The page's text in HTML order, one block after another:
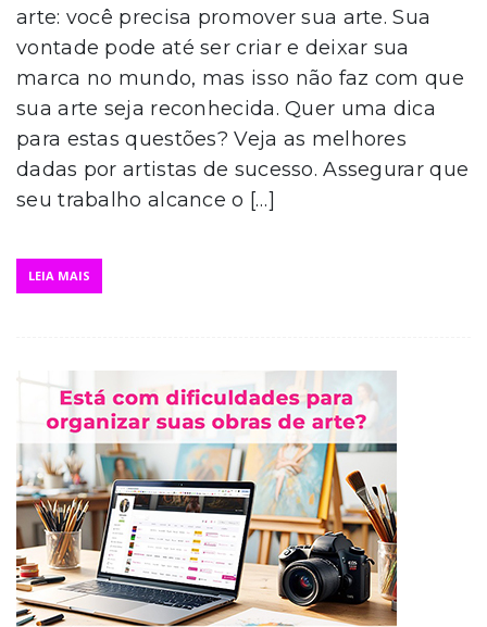
arte: você precisa promover sua arte. Sua
vontade pode até ser criar e deixar sua
marca no mundo, mas isso não faz com que
sua arte seja reconhecida. Quer uma dica
para estas questões? Veja as melhores
dadas por artistas de sucesso. Assegurar que
seu trabalho alcance o […]
LEIA MAIS